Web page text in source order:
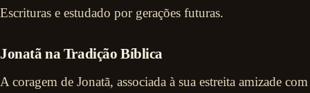
Escrituras e estudado por gerações futuras.
Jonatã na Tradição Bíblica
A coragem de Jonatã, associada à sua estreita amizade com